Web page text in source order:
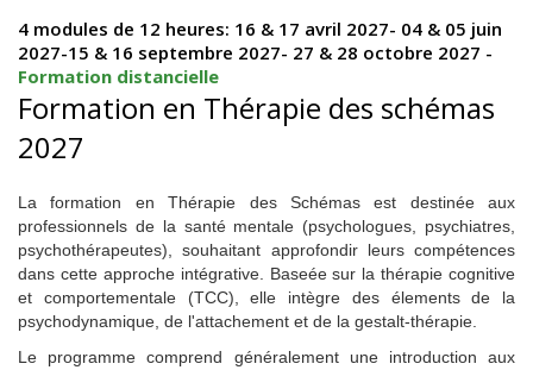
4 modules de 12 heures: 16 & 17 avril 2027- 04 & 05 juin
2027-15 & 16 septembre 2027- 27 & 28 octobre 2027 -
Formation distancielle
Formation en Thérapie des schémas
2027
La formation en Thérapie des Schémas est destinée aux
professionnels de la santé mentale (psychologues, psychiatres,
psychothérapeutes), souhaitant approfondir leurs compétences
dans cette approche intégrative. Baseée sur la thérapie cognitive
et comportementale (TCC), elle intègre des élements de la
psychodynamique, de l'attachement et de la gestalt-thérapie.
Le programme comprend généralement une introduction aux